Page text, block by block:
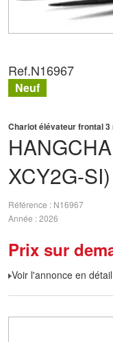
HANGCHA
XCY2G-SI)
Chariot élévateur frontal 3
Référence
N16967
Année 2026
Prix sur
Voir l'annonce en détail
Ref.N16967
Neuf